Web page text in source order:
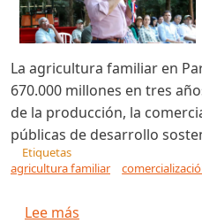
La agricultura familiar en
670.000 millones en tres
de la producción, la
públicas de desarrollo
Etiquetas
agricultura familiar
Lee más